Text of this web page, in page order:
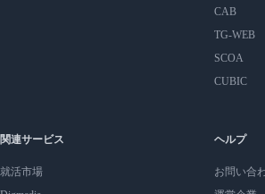
CAB
TG-WEB
SCOA
CUBIC
関連サービス
就活市場
ヘルプ
お問い合